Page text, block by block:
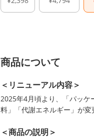
商品について
＜リニューアル内容＞
2025年4月頃より、「パッ
料」「代謝エネルギー」が変
＜商品の説明＞